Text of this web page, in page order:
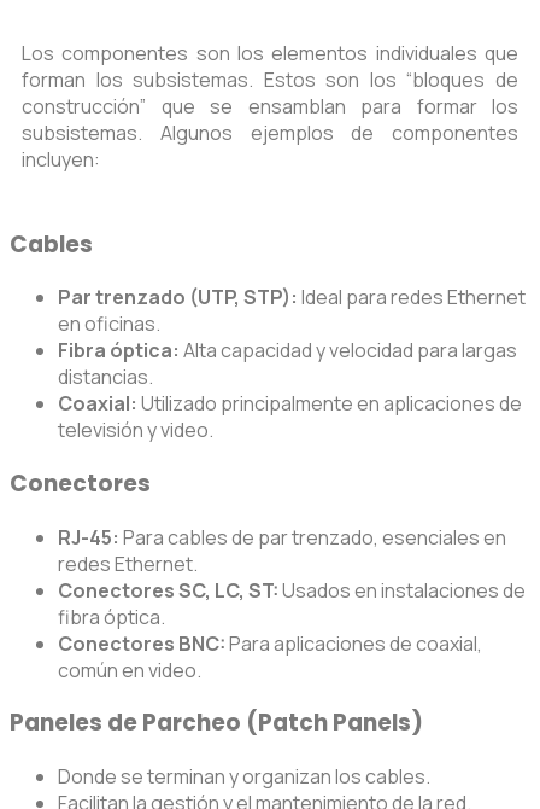
Los componentes son los elementos individuales que
forman los subsistemas. Estos son los “bloques de
construcción” que se ensamblan para formar los
subsistemas. Algunos ejemplos de componentes
incluyen:
Cables
Par trenzado (UTP, STP): Ideal para redes Ethernet
en oficinas.
Fibra óptica: Alta capacidad y velocidad para largas
distancias.
Coaxial: Utilizado principalmente en aplicaciones de
televisión y video.
Conectores
RJ-45: Para cables de par trenzado, esenciales en
redes Ethernet.
Conectores SC, LC, ST:Usados en instalaciones de
fibra óptica.
Conectores BNC:Para aplicaciones de coaxial,
común en video.
Paneles de Parcheo (Patch Panels)
Donde se terminan y organizan los cables.
Facilitan la gestión y el mantenimiento de la red.